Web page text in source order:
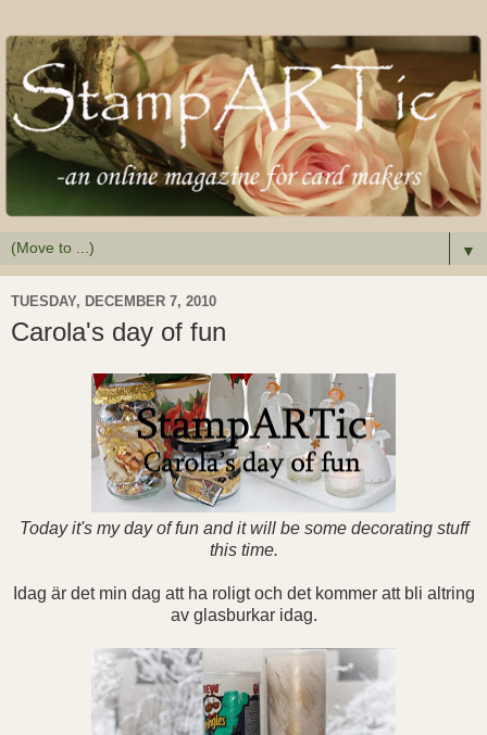
▼
TUESDAY, DECEMBER 7, 2010
Carola's day of fun
Today it's my day of fun and it will be some decorating stuff
this time.
Idag är det min dag att ha roligt och det kommer att bli altring
av glasburkar idag.